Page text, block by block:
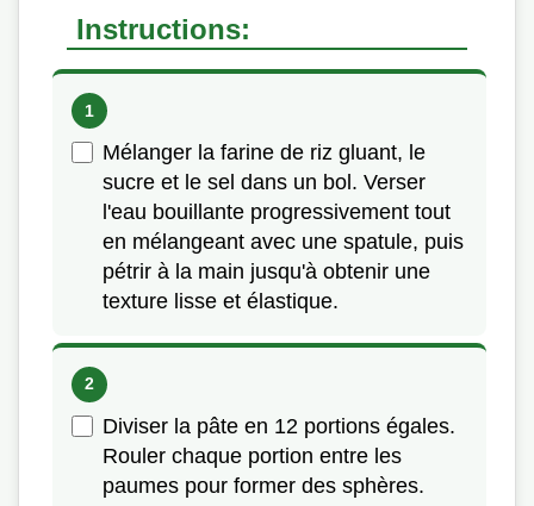
Instructions:
Mélanger la farine de riz gluant, le
sucre et le sel dans un bol. Verser
l'eau bouillante progressivement tout
en mélangeant avec une spatule, puis
pétrir à la main jusqu'à obtenir une
texture lisse et élastique.
Diviser la pâte en 12 portions égales.
Rouler chaque portion entre les
paumes pour former des sphères.